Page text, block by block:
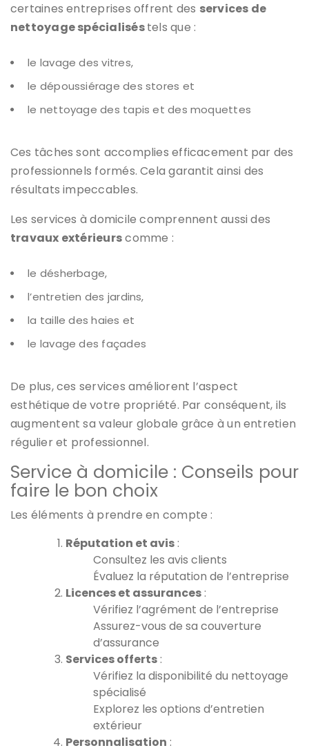
certaines entreprises offrent des services de
nettoyage spécialiséstels que :
le lavage des vitres,
le dépoussiérage des stores et
le nettoyage des tapis et des moquettes
Ces tâches sont accomplies efficacement par des
professionnels formés. Cela garantit ainsi des
résultats impeccables.
Les services à domicile comprennent aussi des
travaux extérieurscomme :
le désherbage,
l’entretien des jardins,
la taille des haies et
le lavage des façades
De plus, ces services améliorent l’aspect
esthétique de votre propriété. Par conséquent, ils
augmentent sa valeur globale grâce à un entretien
régulier et professionnel.
Service à domicile : Conseils pour
faire le bon choix
Les éléments à prendre en compte :
Réputation et avis :
Consultez les avis clients
Évaluez la réputation de l’entreprise
Licences et assurances :
Vérifiez l’agrément de l’entreprise
Assurez-vous de sa couverture
d’assurance
Services offerts :
Vérifiez la disponibilité du nettoyage
spécialisé
Explorez les options d’entretien
extérieur
Personnalisation :